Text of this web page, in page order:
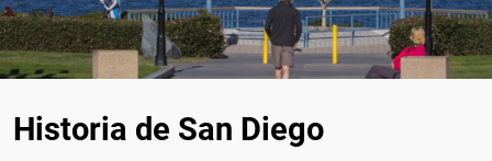
Historia de San Diego